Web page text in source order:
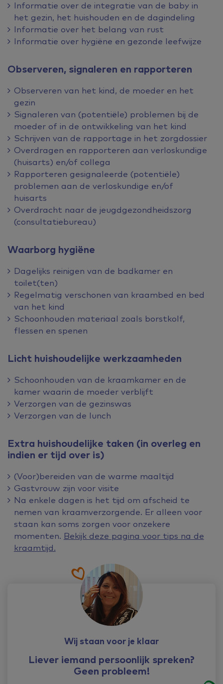
Informatie over de integratie van de baby in
het gezin, het huishouden en de dagindeling
Informatie over het belang van rust
Informatie over hygiëne en gezonde leefwijze
Observeren, signaleren en rapporteren
Observeren van het kind, de moeder en het
gezin
Signaleren van (potentiële) problemen bij de
moeder of in de ontwikkeling van het kind
Schrijven van de rapportage in het zorgdossier
Overdragen en rapporteren aan verloskundige
(huisarts) en/of collega
Rapporteren gesignaleerde (potentiële)
problemen aan de verloskundige en/of
huisarts
Overdracht naar de jeugdgezondheidszorg
(consultatiebureau)
Waarborg hygiëne
Dagelijks reinigen van de badkamer en
toilet(ten)
Regelmatig verschonen van kraambed en bed
van het kind
Schoonhouden materiaal zoals borstkolf,
flessen en spenen
Licht huishoudelijke werkzaamheden
Schoonhouden van de kraamkamer en de
kamer waarin de moeder verblijft
Verzorgen van de gezinswas
Verzorgen van de lunch
Extra huishoudelijke taken (in overleg en
indien er tijd over is)
(Voor)bereiden van de warme maaltijd
Gastvrouw zijn voor visite
Na enkele dagen is het tijd om afscheid te
nemen van kraamverzorgende. Er alleen voor
staan kan soms zorgen voor onzekere
momenten. Bekijk deze pagina voor tips na de
kraamtijd.
Wij staan voor je klaar
Liever iemand persoonlijk spreken?
Geen probleem!